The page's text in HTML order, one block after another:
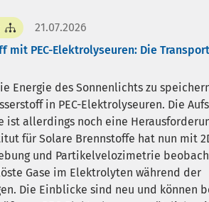
21.07.2026
mit PEC-Elektrolyseuren: Die
Energie des Sonnenlichts zu
in PEC-Elektrolyseuren. Die
ist allerdings noch eine
für Solare Brennstoffe hat nun mit
und Partikelvelozimetrie
Gase im Elektrolyten während der
Die Einblicke sind neu und können